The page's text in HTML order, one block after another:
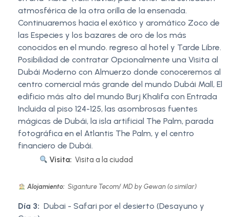
atmosférica de la otra orilla de la ensenada.
Continuaremos hacia el exótico y aromático Zoco de
las Especies y los bazares de oro de los más
conocidos en el mundo. regreso al hotel y Tarde Libre.
Posibilidad de contratar Opcionalmente una Visita al
Dubái Moderno con Almuerzo donde conoceremos al
centro comercial más grande del mundo Dubái Mall, El
edificio más alto del mundo Burj Khalifa con Entrada
Incluida al piso 124-125, las asombrosas fuentes
mágicas de Dubái, la isla artificial The Palm, parada
fotográfica en el Atlantis The Palm, y el centro
financiero de Dubái.
Visita: Visita a la ciudad
Alojamiento: Siganture Tecom/ MD by Gewan (o similar)
Día 3: Dubai - Safari por el desierto (Desayuno y